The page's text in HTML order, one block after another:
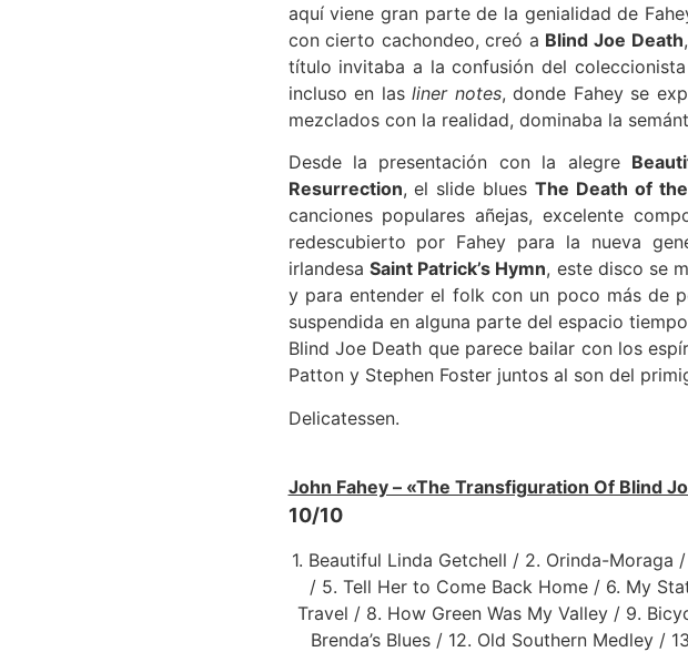
aquí viene gran parte de la genialidad de
con cierto cachondeo, creó a Blind Joe Death
título invitaba a la confusión del
incluso en lasliner notes, donde Fahey se
mezclados con la realidad, dominaba la
Desde la presentación con la alegre
Resurrection, el slide blues The Death of
canciones populares añejas, excelente
redescubierto por Fahey para la nueva
irlandesa Saint Patrick’s Hymn, este disco se
y para entender el folk con un poco más de
suspendida en alguna parte del espacio
Blind Joe Death que parece bailar con los
Patton y Stephen Foster juntos al son del
Delicatessen.
John Fahey – «The Transfiguration Of Blind
10/10
1. Beautiful Linda Getchell / 2. Orinda-Moraga
/ 5. Tell Her to Come Back Home / 6. My
Travel / 8. How Green Was My Valley / 9.
Brenda’s Blues / 12. Old Southern Medley /